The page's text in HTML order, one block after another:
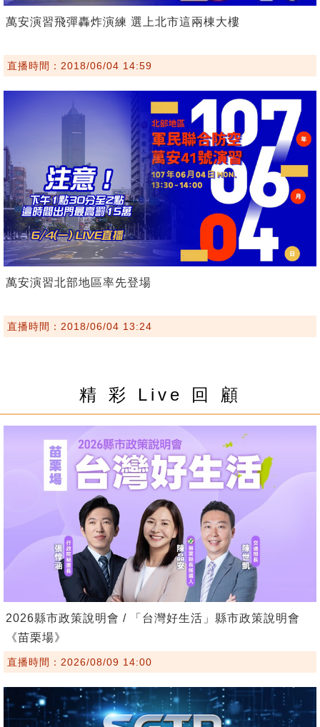
萬安演習飛彈轟炸演練 選上北市這兩棟大樓
直播時間：2018/06/04 14:59
萬安演習北部地區率先登場
直播時間：2018/06/04 13:24
精 彩 Live 回 顧
2026縣市政策說明會 / 「台灣好生活」縣市政策說明會
《苗栗場》
直播時間：2026/08/09 14:00